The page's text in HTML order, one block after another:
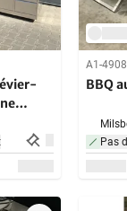
A1-
BBQ
Pas